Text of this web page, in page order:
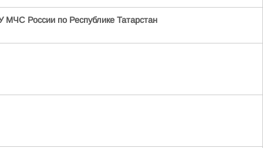
МЧС России по Республике Татарстан